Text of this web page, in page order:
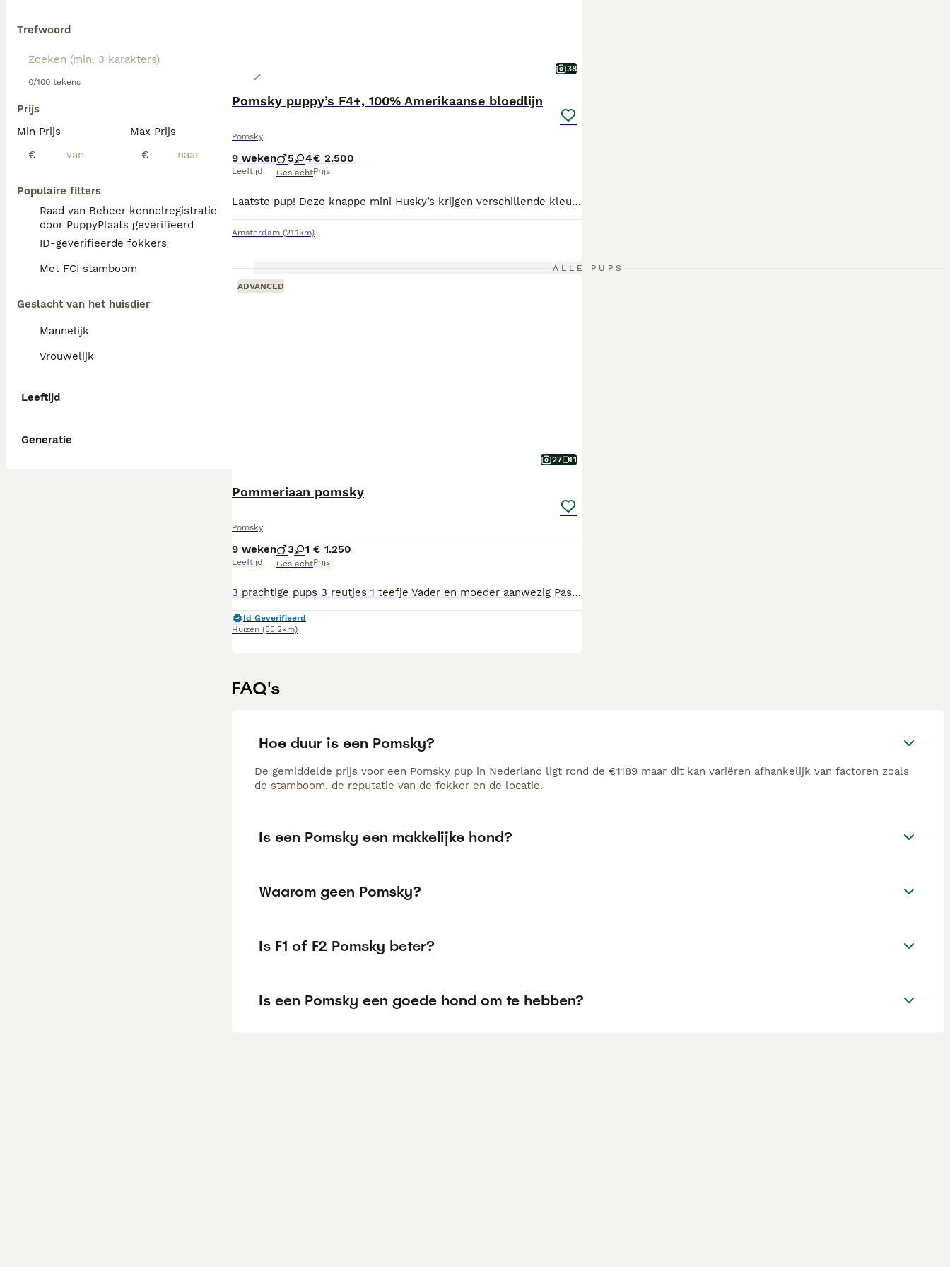
Trefwoord
0/100 tekens
Prijs
Min Prijs
€
Max Prijs
€
Populaire filters
Raad van Beheer kennelregistratie
door PuppyPlaats geverifieerd
ID-geverifieerde fokkers
Met FCI stamboom
Geslacht van het huisdier
Mannelijk
Vrouwelijk
Leeftijd
Generatie
38
Pomsky puppy’s F4+, 100% Amerikaanse bloedlijn
Pomsky
9 weken
Leeftijd
5 4
Geslacht
€ 2.500
Prijs
Laatste pup! Deze knappe mini Husky’s krijgen verschillende kleuren ogen, vacht en gewicht. Alle de prachtige Husky aftekening en masker. Hun karakters een mix van vrolijke, eigenwijze Husky en dappere, knuffel Pomeriaan. Wie het eerst reserveert heeft de eerste keuze! De pups verlaten het nest met: Verkoop contract Paspoort en chip Stamboom Ontwormt Gevaccineerd Gezondheidsverklaring van de dierenarts Puppy starter pakket met voer, speeltjes, riem e.d. De prijs van een pup zal variëren tussen 2000,- euro en 3500,- euro. Een standaard maat met bruine ogen 2000,- euro Een kleine maat met blauwe ogen 3500,- euro. Meer informatie op de website: https://www.lawdipawpomsky.nl/ Facebook: https://www.facebook.com/profile.php?id=61587932529952 Bij vragen mail: info@lawdipawpomsky.nl
Amsterdam (21.1km)
ALLE PUPS
ADVANCED
27 1
Pommeriaan pomsky
Pomsky
9 weken
Leeftijd
3 1
Geslacht
€ 1.250
Prijs
3 prachtige pups 3 reutjes 1 teefje Vader en moeder aanwezig Paspoort chip enting ontworming zijn geregeld Altijd welkom om te horen kijken
Id Geverifieerd
Huizen (35.2km)
FAQ's
Hoe duur is een Pomsky?
De gemiddelde prijs voor een Pomsky pup in Nederland ligt rond de €1189 maar dit kan variëren afhankelijk van factoren zoals
de stamboom, de reputatie van de fokker en de locatie.
Is een Pomsky een makkelijke hond?
Waarom geen Pomsky?
Is F1 of F2 Pomsky beter?
Is een Pomsky een goede hond om te hebben?